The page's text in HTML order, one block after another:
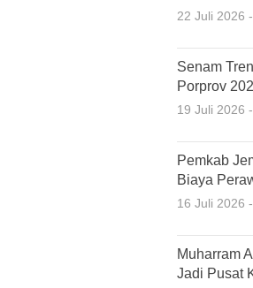
22 Juli 2026
Senam
Porprov
19 Juli 2026
Pemkab
Biaya
16 Juli 2026
Muharram
Jadi Pusat